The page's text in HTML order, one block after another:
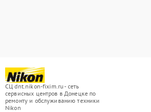
СЦ dnt.nikon-fixim.ru - сеть
сервисных центров в Донецке по
ремонту и обслуживанию техники
Nikon